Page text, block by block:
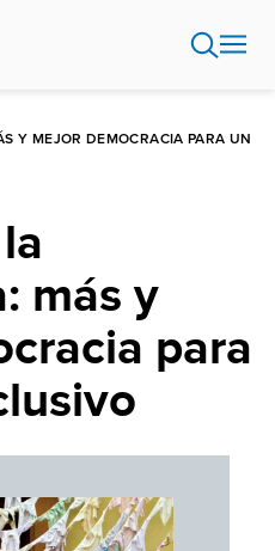
Y MEJOR DEMOCRACIA PARA UN
más y
para